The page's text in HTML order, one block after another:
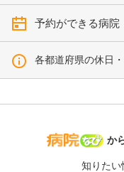
予約ができる病院
各都道府県の休日
病
か
知りたい